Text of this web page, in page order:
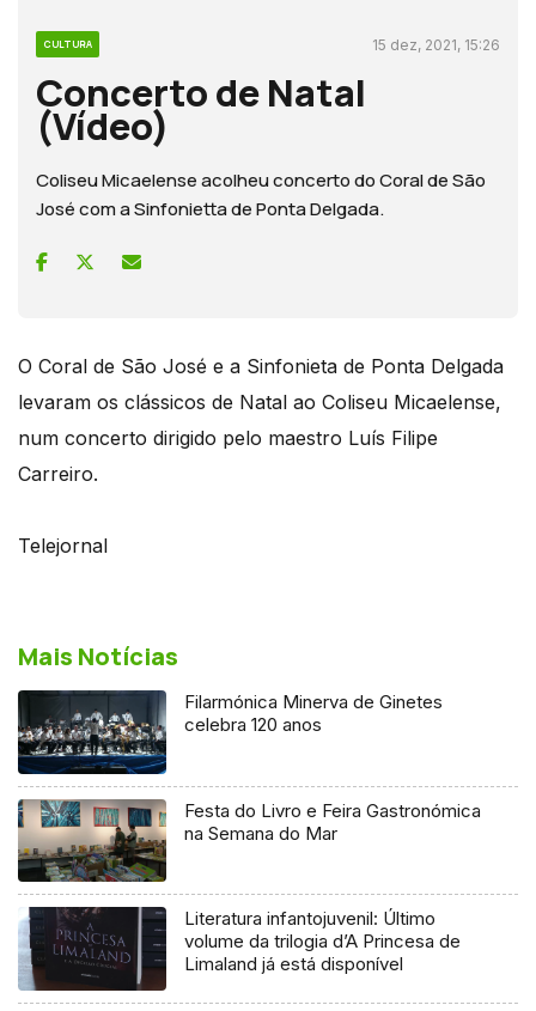
CULTURA 15 dez, 2021, 15:26
Concerto de Natal
(Vídeo)
Coliseu Micaelense acolheu concerto do Coral de São
José com a Sinfonietta de Ponta Delgada.
O Coral de São José e a Sinfonieta de Ponta Delgada
levaram os clássicos de Natal ao Coliseu Micaelense,
num concerto dirigido pelo maestro Luís Filipe
Carreiro.
Telejornal
Mais Notícias
Filarmónica Minerva de Ginetes
celebra 120 anos
Festa do Livro e Feira Gastronómica
na Semana do Mar
Literatura infantojuvenil: Último
volume da trilogia d’A Princesa de
Limaland já está disponível